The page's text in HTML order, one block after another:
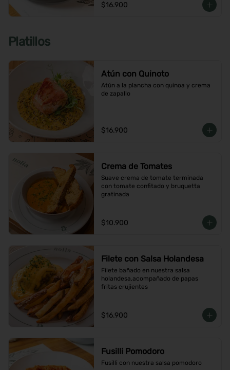
$16.900
Platillos
Atún con Quinoto
Atún a la plancha con quinoa y crema
de zapallo
$16.900
Crema de Tomates
Suave crema de tomate terminada
con tomate confitado y bruquetta
gratinada
$10.900
Filete con Salsa Holandesa
Filete bañado en nuestra salsa
holandesa,acompañado de papas
fritas crujientes
$16.900
Fusilli Pomodoro
Fusilli con nuestra salsa pomodoro